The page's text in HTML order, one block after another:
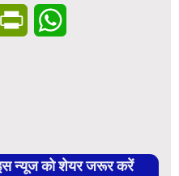
PrintFriendly
न्यूज को शेयर जरूर करें